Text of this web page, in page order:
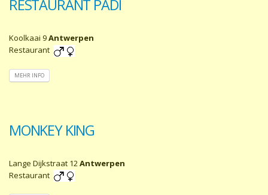
RESTAURANT PADI
Koolkaai 9Antwerpen
Restaurant
MEHR INFO
MONKEY KING
Lange Dijkstraat 12Antwerpen
Restaurant